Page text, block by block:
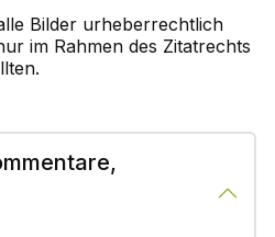
Bilder urheberrechtlich
im Rahmen des Zitatrechts